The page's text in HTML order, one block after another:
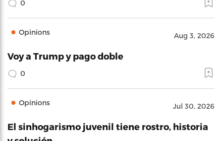
0
Opinions Aug 3, 2026
Voy a Trump y pago doble
0
Opinions Jul 30, 2026
El sinhogarismo juvenil tiene rostro, historia